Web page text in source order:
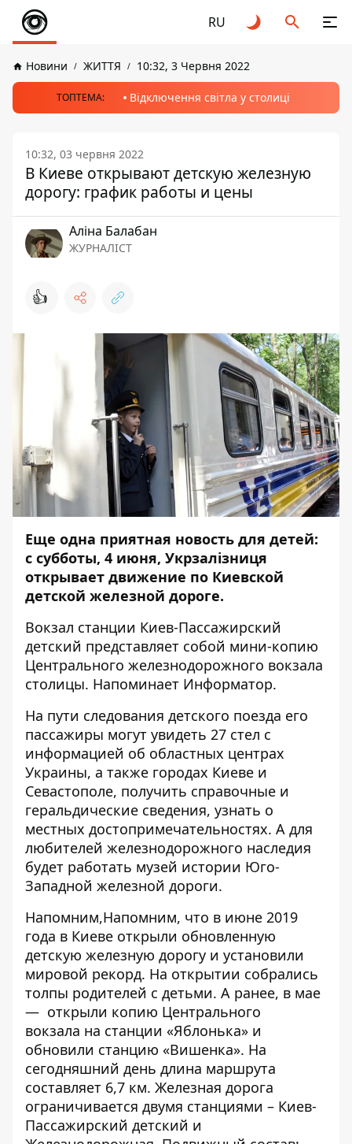
RU
Новини ЖИТТЯ 10:32, 3 Червня 2022
ТОПТЕМА: Відключення світла у столиці
10:32, 03 червня 2022
В Киеве открывают детскую железную
дорогу: график работы и цены
Аліна Балабан
ЖУРНАЛІСТ
👍
Еще одна приятная новость для детей:
с субботы, 4 июня, Укрзалізниця
открывает движение по Киевской
детской железной дороге.
Вокзал станции Киев-Пассажирский
детский представляет собой мини-копию
Центрального железнодорожного вокзала
столицы. Напоминает Информатор.
На пути следования детского поезда его
пассажиры могут увидеть 27 стел с
информацией об областных центрах
Украины, а также городах Киеве и
Севастополе, получить справочные и
геральдические сведения, узнать о
местных достопримечательностях. А для
любителей железнодорожного наследия
будет работать музей истории Юго-
Западной железной дороги.
Напомним,Напомним, что в июне 2019
года в Киеве открыли обновленную
детскую железную дорогу и установили
мировой рекорд. На открытии собрались
толпы родителей с детьми. А ранее, в мае
— открыли копию Центрального
вокзала на станции «Яблонька» и
обновили станцию «Вишенка». На
сегодняшний день длина маршрута
составляет 6,7 км. Железная дорога
ограничивается двумя станциями – Киев-
Пассажирский детский и